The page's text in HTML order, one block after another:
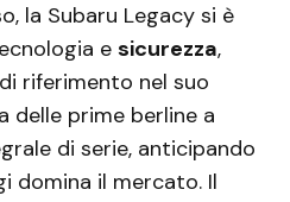
la Subaru Legacy si è
e sicurezza,
riferimento nel suo
delle prime berline a
di serie, anticipando
domina il mercato. Il